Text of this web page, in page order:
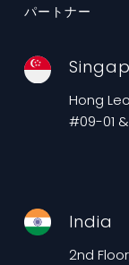
パートナー
Hong
#09-01
India
2nd